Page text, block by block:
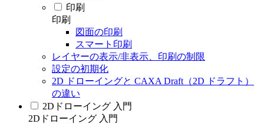
印刷
印刷
図面の印刷
スマート印刷
レイヤーの表示/非表示、印刷の制限
設定の初期化
2D ドローイングと CAXA Draft（2D ドラフト）
の違い
2Dドローイング 入門
2Dドローイング 入門